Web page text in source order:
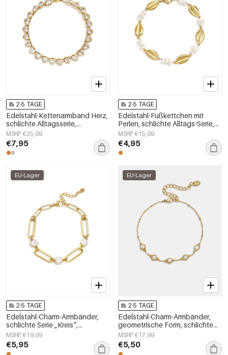
2-5 TAGE
Edelstahl-Kettenarmband Herz,
schlichte Alltagsserie,
Damenschmuck
MSRP €25,99
€7,95
2-5 TAGE
Edelstahl-Fußkettchen mit
Perlen, schlichte Alltags-Serie,
Damenschmuck
MSRP €15,99
€4,95
EU-Lager
2-5 TAGE
Edelstahl-Charm-Armbänder,
schlichte Serie „Kreis“,
Damenschmuck
MSRP €19,99
€5,95
EU-Lager
2-5 TAGE
Edelstahl-Charm-Armbänder,
geometrische Form, schlichte
Alltagsserie, Damenschmuck
MSRP €17,99
€5,50